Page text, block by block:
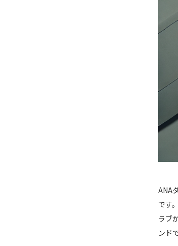
ANA
です
ラブ
ンド